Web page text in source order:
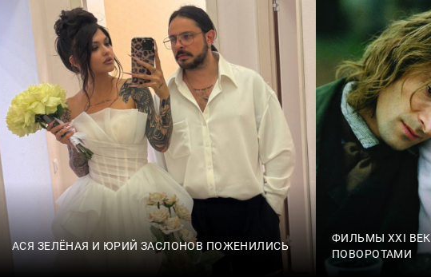
АСЯ ЗЕЛЁНАЯ И ЮРИЙ ЗАСЛОНОВ ПОЖЕНИЛИСЬ
ФИЛЬМЫ XXI
ПОВОРОТАМИ